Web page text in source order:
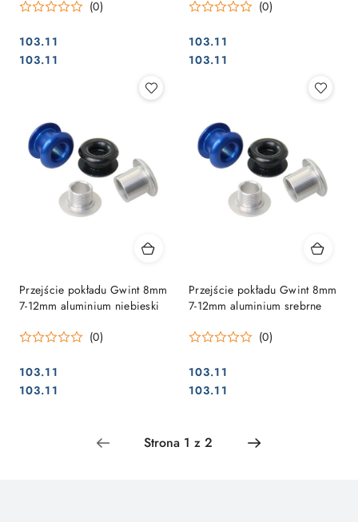
(0)
Cena:
103.11
Cena:
103.11
(0)
Cena:
103.11
Cena:
103.11
Przejście pokładu Gwint 8mm
7-12mm aluminium niebieski
(0)
Cena:
103.11
Cena:
103.11
Przejście pokładu Gwint 8mm
7-12mm aluminium srebrne
(0)
Cena:
103.11
Cena:
103.11